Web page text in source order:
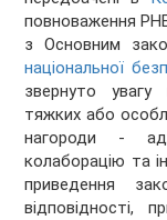
повноваження
з Основним
національної
звернуто увагу
тяжких або
нагороди -
колаборацію та
приведення
відповідності,